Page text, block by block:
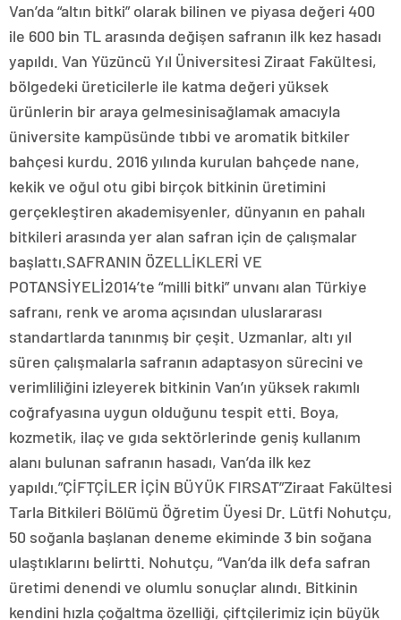
Van’da “altın bitki” olarak bilinen ve piyasa değeri 400
ile 600 bin TL arasında değişen safranın ilk kez hasadı
yapıldı. Van Yüzüncü Yıl Üniversitesi Ziraat Fakültesi,
bölgedeki üreticilerle ile katma değeri yüksek
ürünlerin bir araya gelmesinisağlamak amacıyla
üniversite kampüsünde tıbbi ve aromatik bitkiler
bahçesi kurdu. 2016 yılında kurulan bahçede nane,
kekik ve oğul otu gibi birçok bitkinin üretimini
gerçekleştiren akademisyenler, dünyanın en pahalı
bitkileri arasında yer alan safran için de çalışmalar
başlattı.SAFRANIN ÖZELLİKLERİ VE
POTANSİYELİ2014’te “milli bitki” unvanı alan Türkiye
safranı, renk ve aroma açısından uluslararası
standartlarda tanınmış bir çeşit. Uzmanlar, altı yıl
süren çalışmalarla safranın adaptasyon sürecini ve
verimliliğini izleyerek bitkinin Van’ın yüksek rakımlı
coğrafyasına uygun olduğunu tespit etti. Boya,
kozmetik, ilaç ve gıda sektörlerinde geniş kullanım
alanı bulunan safranın hasadı, Van’da ilk kez
yapıldı.”ÇİFTÇİLER İÇİN BÜYÜK FIRSAT”Ziraat Fakültesi
Tarla Bitkileri Bölümü Öğretim Üyesi Dr. Lütfi Nohutçu,
50 soğanla başlanan deneme ekiminde 3 bin soğana
ulaştıklarını belirtti. Nohutçu, “Van’da ilk defa safran
üretimi denendi ve olumlu sonuçlar alındı. Bitkinin
kendini hızla çoğaltma özelliği, çiftçilerimiz için büyük